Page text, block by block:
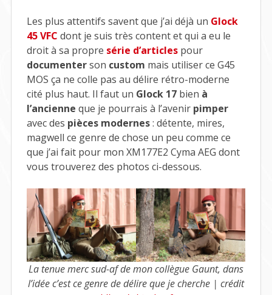
Les plus attentifs savent que j’ai déjà un Glock
45 VFC dont je suis très content et qui a eu le
droit à sa propre série d’articlespour
documenterson custom mais utiliser ce G45
MOS ça ne colle pas au délire rétro-moderne
cité plus haut. Il faut un Glock 17bien à
l’ancienne que je pourrais à l’avenir pimper
avec des pièces modernes: détente, mires,
magwell ce genre de chose un peu comme ce
que j’ai fait pour mon XM177E2 Cyma AEG dont
vous trouverez des photos ci-dessous.
La tenue merc sud-af de mon collègue Gaunt, dans
l’idée c’est ce genre de délire que je cherche | crédit